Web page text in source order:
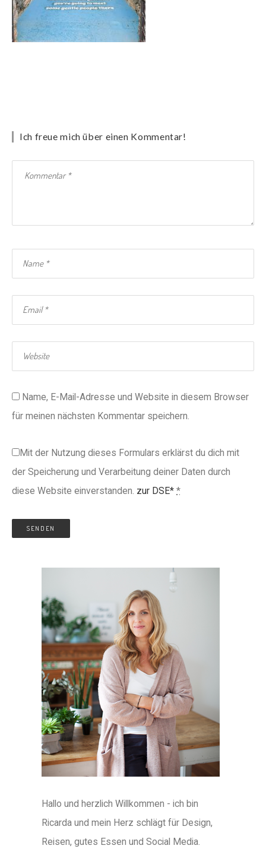
Ich freue mich über einen Kommentar!
Name, E-Mail-Adresse und Website in diesem Browser
für meinen nächsten Kommentar speichern.
Mit der Nutzung dieses Formulars erklärst du dich mit
der Speicherung und Verarbeitung deiner Daten durch
diese Website einverstanden. zur DSE* *
Hallo und herzlich Willkommen - ich bin
Ricarda und mein Herz schlägt für Design,
Reisen, gutes Essen und Social Media.